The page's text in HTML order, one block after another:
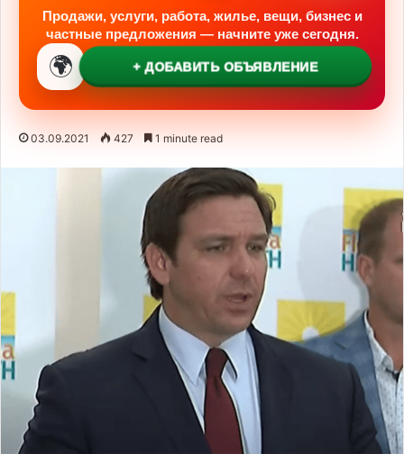
Продажи, услуги, работа, жилье, вещи, бизнес и
частные предложения — начните уже сегодня.
🌍 + ДОБАВИТЬ ОБЪЯВЛЕНИЕ
03.09.2021 427 1 minute read